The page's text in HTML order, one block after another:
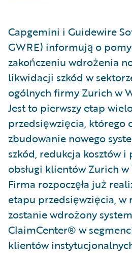
Capgemini i Guidewire
GWRE) informują o
zakończeniu wdrożenia
likwidacji szkód w
ogólnych firmy Zurich w
Jest to pierwszy etap
przedsięwzięcia, którego
zbudowanie nowego
szkód, redukcja kosztów
obsługi klientów Zurich
Firma rozpoczęła już
etapu przedsięwzięcia, w
zostanie wdrożony
ClaimCenter® w
klientów